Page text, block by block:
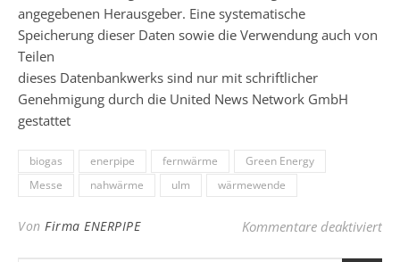
angegebenen Herausgeber. Eine systematische
Speicherung dieser Daten sowie die Verwendung auch von
Teilen
dieses Datenbankwerks sind nur mit schriftlicher
Genehmigung durch die United News Network GmbH
gestattet
biogas enerpipe fernwärme
Green Energy
Messe
nahwärme ulm wärmewende
Von Firma ENERPIPE Kommentare deaktiviertfür